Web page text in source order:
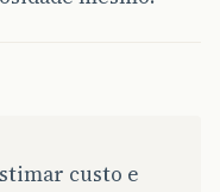
custo e